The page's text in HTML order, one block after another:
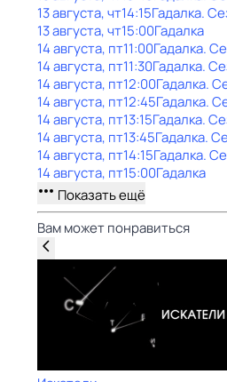
13 августа, чт14:15Гадaлкa.
13 августа, чт15:00Гадaлкa
14 августа, пт11:00Гадaлкa.
14 августа, пт11:30Гадaлкa.
14 августа, пт12:00Гадaлкa.
14 августа, пт12:45Гадaлкa.
14 августа, пт13:15Гадaлкa.
14 августа, пт13:45Гадaлкa.
14 августа, пт14:15Гадaлкa.
14 августа, пт15:00Гадaлкa
Показать ещё
Вам может понравиться